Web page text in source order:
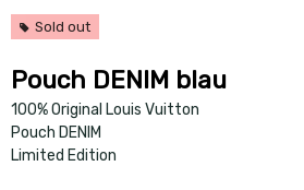
Sold out
Pouch DENIM blau
100% Original Louis Vuitton
Pouch DENIM
Limited Edition